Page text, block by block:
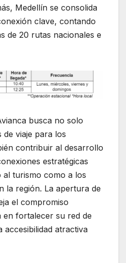
Medellín se consolida
clave, contando
de 20 rutas nacionales e
busca no solo
de viaje para los
contribuir al desarrollo
estratégicas
al turismo como a los
la región. La apertura de
el compromiso
en fortalecer su red de
accesibilidad atractiva